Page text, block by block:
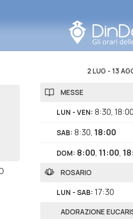
2 LUG - 13
MESSE
LUN - VEN: 8:30, 18:00
SAB: 8:30, 18:00
DOM: 8:00, 11:00,
ROSARIO
LUN - SAB: 17:30
ADORAZIONE